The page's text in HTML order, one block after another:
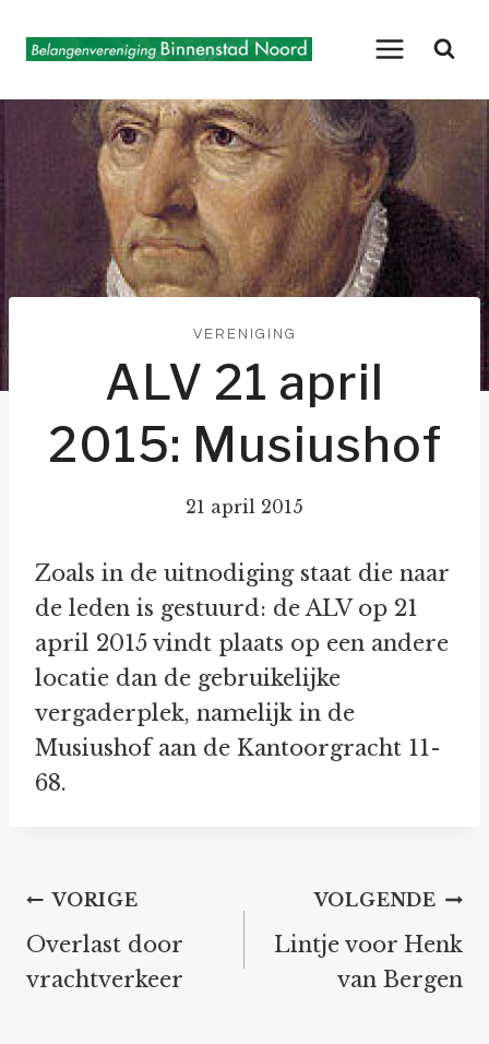
naar
VERENIGING
ALV 21 april
2015: Musiushof
21 april 2015
Zoals in de uitnodiging staat die naar
de leden is gestuurd: de ALV op 21
april 2015 vindt plaats op een andere
locatie dan de gebruikelijke
vergaderplek, namelijk in de
Musiushof aan de Kantoorgracht 11-
68.
Bericht
navigatie
VORIGE
Overlast door
vrachtverkeer
VOLGENDE
Lintje voor Henk
van Bergen